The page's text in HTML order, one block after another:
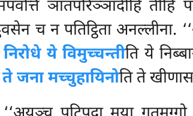
ञातपरिञ्ञादीहि तीहि
च न पतिट्ठिता अनल्लीना.
निरोधे ये विमुच्चन्तीति ये
ते जना मच्चुहायिनोति ते